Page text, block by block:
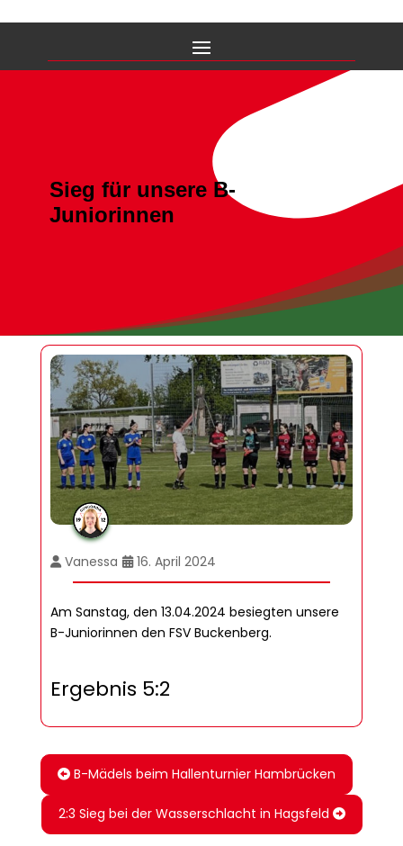
Sieg für unsere B-
Juniorinnen
Vanessa 16. April 2024
Am Sanstag, den 13.04.2024 besiegten unsere
B-Juniorinnen den FSV Buckenberg.
Ergebnis 5:2
B-Mädels beim Hallenturnier Hambrücken
2:3 Sieg bei der Wasserschlacht in Hagsfeld